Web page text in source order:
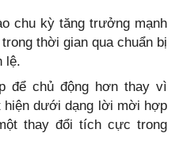
chu kỳ tăng trưởng mạnh
thời gian qua chuẩn bị
lệ.
để chủ động hơn thay vì
dưới dạng lời mời hợp
thay đổi tích cực trong